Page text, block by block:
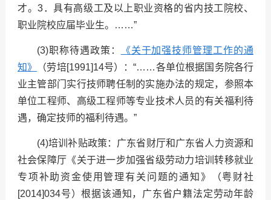
才。3．具有高级工及以上职业资格的省内技工院校、
职业院校应届毕业生。……”
(3)职称待遇政策：
《关于加强技师管理工作的通
知》
（劳培[1991]14号）：“……各单位根据国务院各行
业主管部门实行技师聘任制的实施办法的规定，参照本
单位工程师、高级工程师等专业技术人员的有关福利待
遇，确定技师的福利待遇。”
(4)培训补贴政策：广东省财厅和广东省人力资源和
社会保障厅《关于进一步加强省级劳动力培训转移就业
专项补助资金使用管理有关问题的通知》（粤财社
[2014]034号）根据该通知，广东省户籍法定劳动年龄